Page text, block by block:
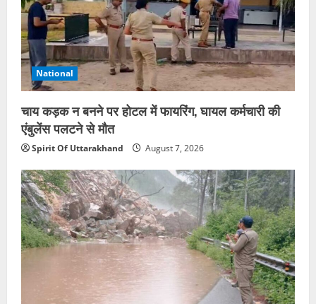
National
चाय कड़क न बनने पर होटल में फायरिंग, घायल कर्मचारी की
एंबुलेंस पलटने से मौत
Spirit Of Uttarakhand August 7, 2026